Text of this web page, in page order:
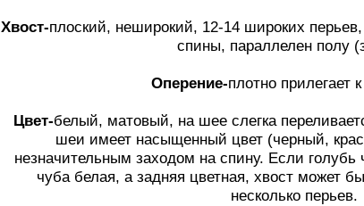
Хвост-плоский, неширокий, 12-14 широких
спины, параллелен полу
Оперение-плотно прилегает
Цвет-белый, матовый, на шее слегка
шеи имеет насыщенный цвет (черный,
незначительным заходом на спину. Если голубь
чуба белая, а задняя цветная, хвост может
несколько перьев.